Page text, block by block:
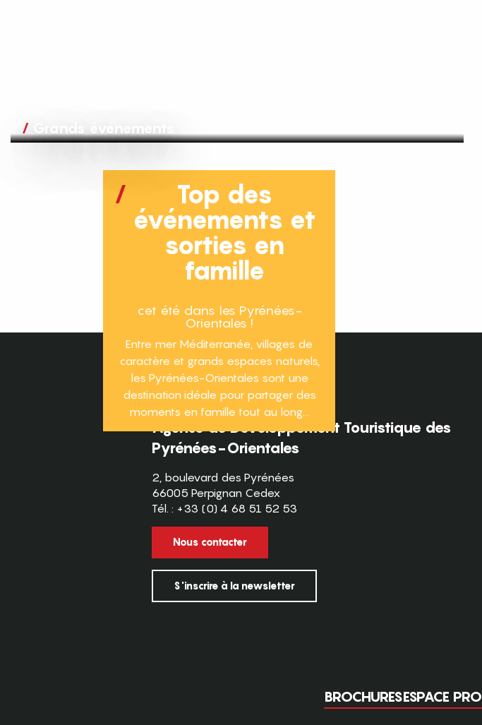
Grands événements
Top des
événements et
sorties en
famille
cet été dans les Pyrénées-
Orientales !
Entre mer Méditerranée, villages de
caractère et grands espaces naturels,
les Pyrénées-Orientales sont une
destination idéale pour partager des
moments en famille tout au long...
Agence de Développement Touristique des
Pyrénées-Orientales
2, boulevard des Pyrénées
66005 Perpignan Cedex
Tél. : +33 (0) 4 68 51 52 53
Nous contacter
S'inscrire à la newsletter
BROCHURESESPACE PRO